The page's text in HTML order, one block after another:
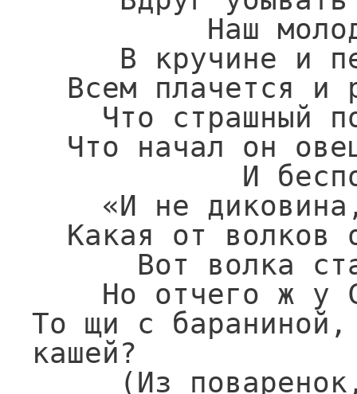
То щи с
кашей?